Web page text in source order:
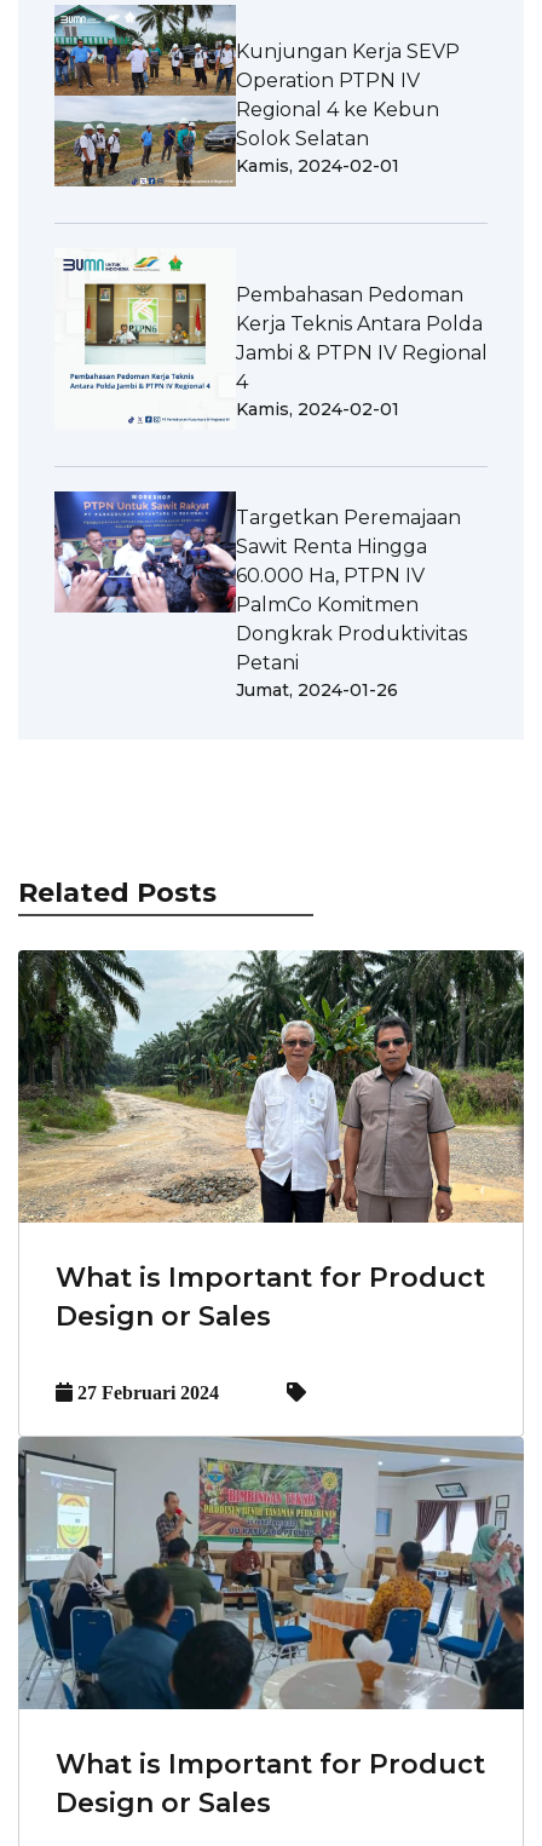
Kunjungan Kerja SEVP
Operation PTPN IV
Regional 4 ke Kebun
Solok Selatan
Kamis, 2024-02-01
Pembahasan Pedoman
Kerja Teknis Antara Polda
Jambi & PTPN IV Regional
4
Kamis, 2024-02-01
Targetkan Peremajaan
Sawit Renta Hingga
60.000 Ha, PTPN IV
PalmCo Komitmen
Dongkrak Produktivitas
Petani
Jumat, 2024-01-26
Related Posts
What is Important for Product
Design or Sales
27 Februari 2024
What is Important for Product
Design or Sales